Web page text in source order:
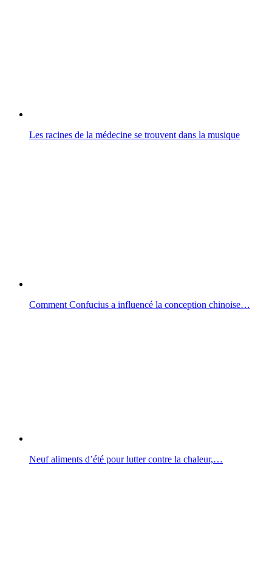
Les racines de la médecine se trouvent dans la musique
Comment Confucius a influencé la conception chinoise…
Neuf aliments d’été pour lutter contre la chaleur,…